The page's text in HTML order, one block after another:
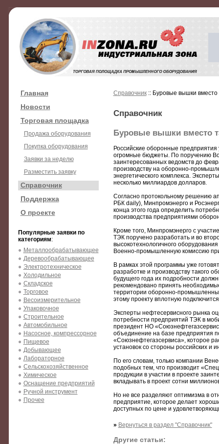
Главная
Новости
Торговая площадка
Продажа оборудования
Покупка оборудования
Заявки за неделю
Разместить заявку
Справочник
Поддержка
О проекте
Популярные заявки по
категориям:
Металлообрабатывающее
Деревообрабатывающее
Электротехническое
Холодильное
Складское
Торговое
Весоизмерительное
Упаковочное
Строительное
Автомобильное
Насосное, компрессорное
Пищевое
Добывающее
Лабораторное
Сельскохозяйственное
Химическое
Оснащение предприятий
Ручной инструмент
Прочее
Справочник:: Буровые вышки вместо
Справочник
Буровые вышки вместо
Российские оборонные
огромные бюджеты. По поручению
заинтересованных ведомств до
производству на оборонно-
энергетического комплекса.
несколько миллиардов долларов.
Согласно протокольному решению
РБК daily), Минпромэнерго и
конца этого года определить
производства предприятиями
Кроме того, Минпромэнерго с
ТЭК поручено разработать и во
высокотехнологичного
Военно-промышленную комиссию
В рамках этой программы уже
разработке и производству такого
будущего года их подробности
рекомендовано принять
территории оборонно-
этому проекту вплотную
Эксперты нефтесервисного рынка
потребно­сти предприятий ТЭК в
президент НО
объединение на базе предприятия
«Союзнефтегазсервиса», которое
установок со стороны российских и
По его словам, только компании
подобных тем, что производит
продукции в участии в проекте
вкладывать в проект сотни
Но не все разделяют оптимизма в
предприятие, которое делает
доступных по цене и
» Вернуться в раздел "Справочник"
Другие статьи: